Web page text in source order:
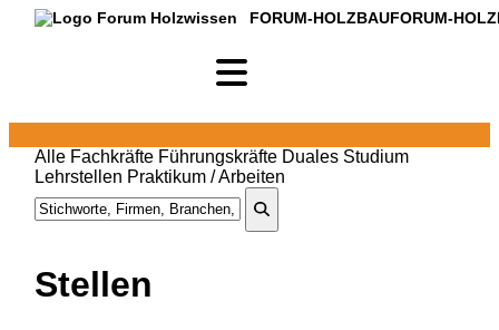
FORUM-HOLZBAUFORUM-
Alle Fachkräfte Führungskräfte Duales Studium
Lehrstellen Praktikum / Arbeiten
Stellen